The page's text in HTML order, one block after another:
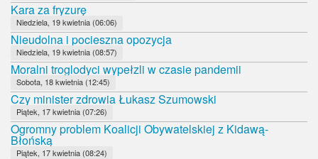
Kara za fryzurę
Niedziela, 19 kwietnia (06:06)
Nieudolna i pocieszna opozycja
Niedziela, 19 kwietnia (08:57)
Moralni troglodyci wypełzli w czasie pandemii
Sobota, 18 kwietnia (12:45)
Czy minister zdrowia Łukasz Szumowski
Piątek, 17 kwietnia (07:26)
Ogromny problem Koalicji Obywatelskiej z Kidawą-
Błońską
Piątek, 17 kwietnia (08:24)